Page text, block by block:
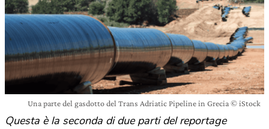
Una parte del gasdotto del Trans Adriatic Pipeline in Grecia © iStock
Questa è la seconda di due parti del reportage